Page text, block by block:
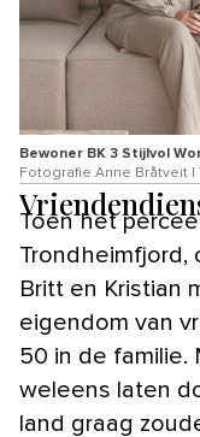
Bewoner BK 3 Stijlvol
Fotografie Anne Bråtveit
Toen het perceel, grenzend aan de
Trondheimfjord,
Britt en Kristian
eigendom van
50 in de familie.
weleens laten
land graag